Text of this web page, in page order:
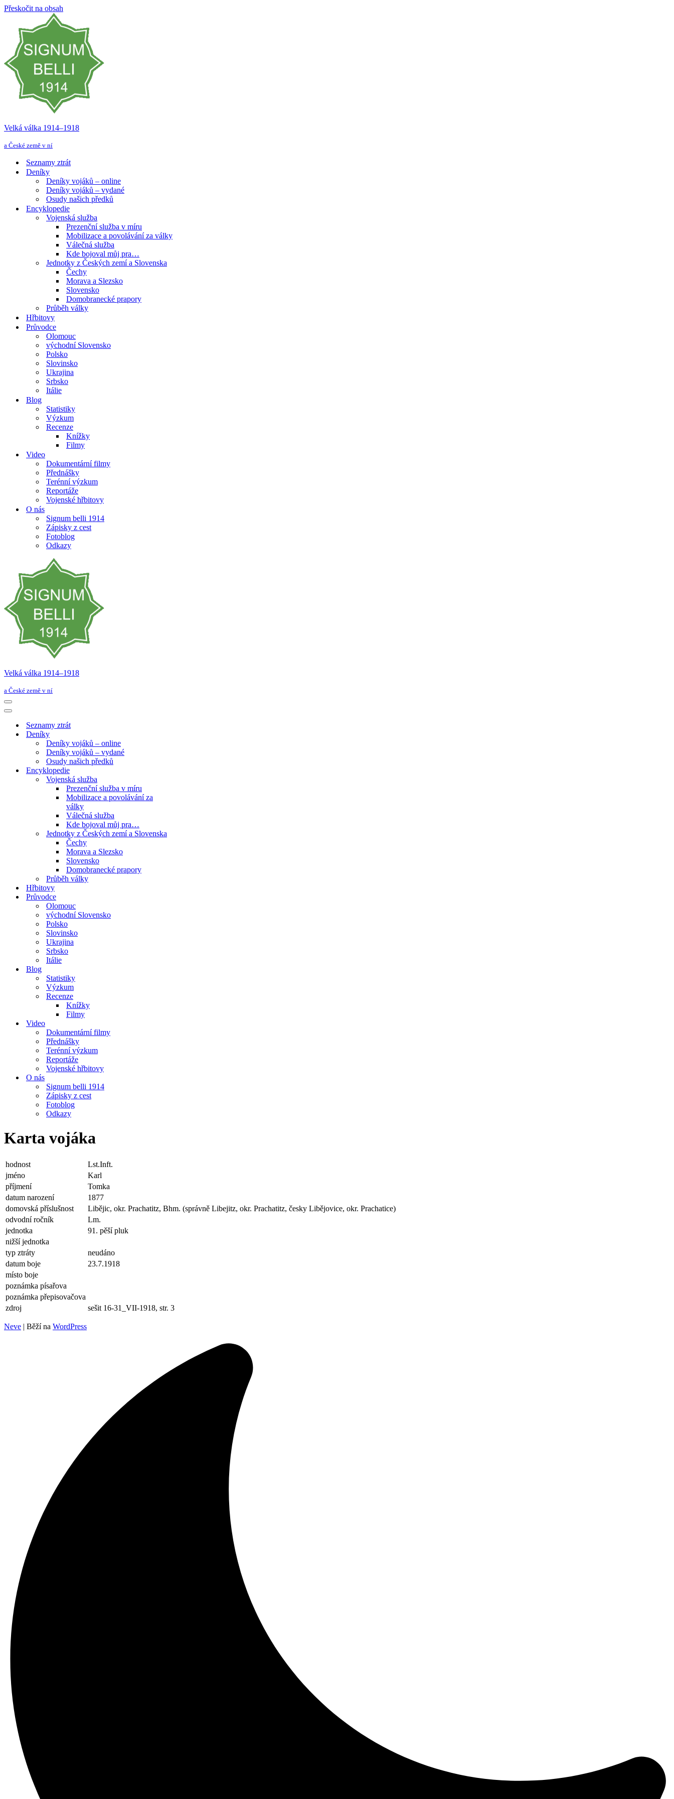
Přeskočit na obsah
Velká válka 1914–⁠⁠⁠⁠⁠⁠1918
a České země v ní
Seznamy ztrát
Deníky
Deníky vojáků – online
Deníky vojáků – vydané
Osudy našich předků
Encyklopedie
Vojenská služba
Prezenční služba v míru
Mobilizace a povolávání za války
Válečná služba
Kde bojoval můj pra…
Jednotky z Českých zemí a Slovenska
Čechy
Morava a Slezsko
Slovensko
Domobranecké prapory
Průběh války
Hřbitovy
Průvodce
Olomouc
východní Slovensko
Polsko
Slovinsko
Ukrajina
Srbsko
Itálie
Blog
Statistiky
Výzkum
Recenze
Knížky
Filmy
Video
Dokumentární filmy
Přednášky
Terénní výzkum
Reportáže
Vojenské hřbitovy
O nás
Signum belli 1914
Zápisky z cest
Fotoblog
Odkazy
Velká válka 1914–⁠⁠⁠⁠⁠⁠1918
a České země v ní
Navigační
menu
Navigační
Seznamy ztrát
Deníky
Deníky vojáků – online
Deníky vojáků – vydané
Osudy našich předků
Encyklopedie
Vojenská služba
Prezenční služba v míru
Mobilizace a povolávání za
války
Válečná služba
Kde bojoval můj pra…
Jednotky z Českých zemí a Slovenska
Čechy
Morava a Slezsko
Slovensko
Domobranecké prapory
Průběh války
Hřbitovy
Průvodce
Olomouc
východní Slovensko
Polsko
Slovinsko
Ukrajina
Srbsko
Itálie
Blog
Statistiky
Výzkum
Recenze
Knížky
Filmy
Video
Dokumentární filmy
Přednášky
Terénní výzkum
Reportáže
Vojenské hřbitovy
O nás
Signum belli 1914
Zápisky z cest
Fotoblog
Odkazy
Karta vojáka
hodnost
Lst.Inft.
jméno
Karl
příjmení
Tomka
datum narození
1877
domovská příslušnost
Libějic, okr. Prachatitz, Bhm. (správně Libejitz, okr. Prachatitz, česky Libějovice, okr. Prachatice)
odvodní ročník
Lm.
jednotka
91. pěší pluk
nižší jednotka
typ ztráty
neudáno
datum boje
23.7.1918
místo boje
poznámka písařova
poznámka přepisovačova
zdroj
sešit 16-31_VII-1918, str. 3
Neve | Běží na WordPress